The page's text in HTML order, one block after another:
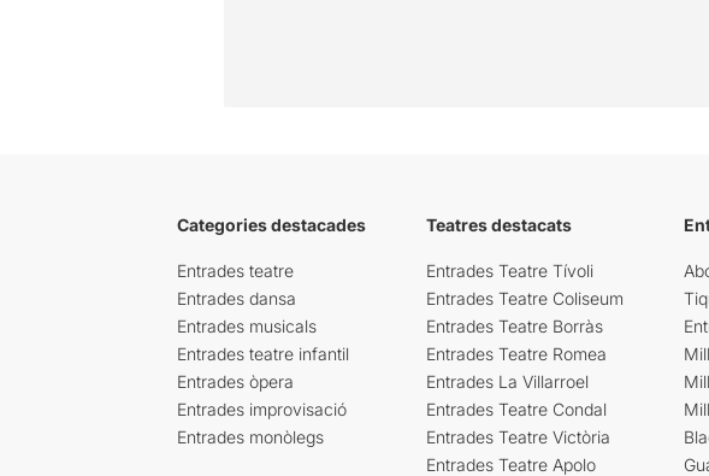
Categories destacades
Entrades teatre
Entrades dansa
Entrades musicals
Entrades teatre infantil
Entrades òpera
Entrades improvisació
Entrades monòlegs
Teatres destacats
Entrades Teatre Tívoli
Entrades Teatre Coliseum
Entrades Teatre Borràs
Entrades Teatre Romea
Entrades La Villarroel
Entrades Teatre Condal
Entrades Teatre Victòria
Entrades Teatre Apolo